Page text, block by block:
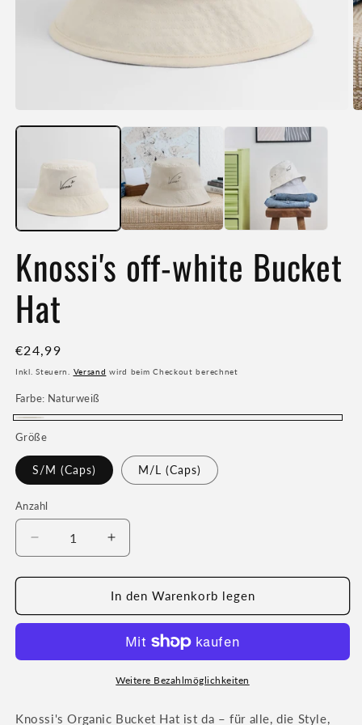
1
öffnen
Knossi's off-white Bucket
Hat
Normaler
Preis
€24,99
Inkl. Steuern. Versand wird beim Checkout berechnet
Farbe: Naturweiß
Größe
S/M (Caps) M/L (Caps)
Anzahl
Verringere
die
Menge
Knossi&#39;s
Bucket
Erhöhe
die
Menge
für
Knossi&#39;s
white
Bucket
Hat
In den Warenkorb legen
Weitere Bezahlmöglichkeiten
Knossi's Organic Bucket Hat ist da – für alle, die Style,